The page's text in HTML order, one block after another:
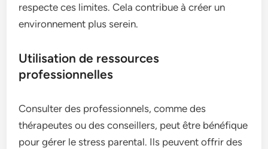
respecte ces limites. Cela contribue à créer un
environnement plus serein.
Utilisation de ressources
professionnelles
Consulter des professionnels, comme des
thérapeutes ou des conseillers, peut être bénéfique
pour gérer le stress parental. Ils peuvent offrir des